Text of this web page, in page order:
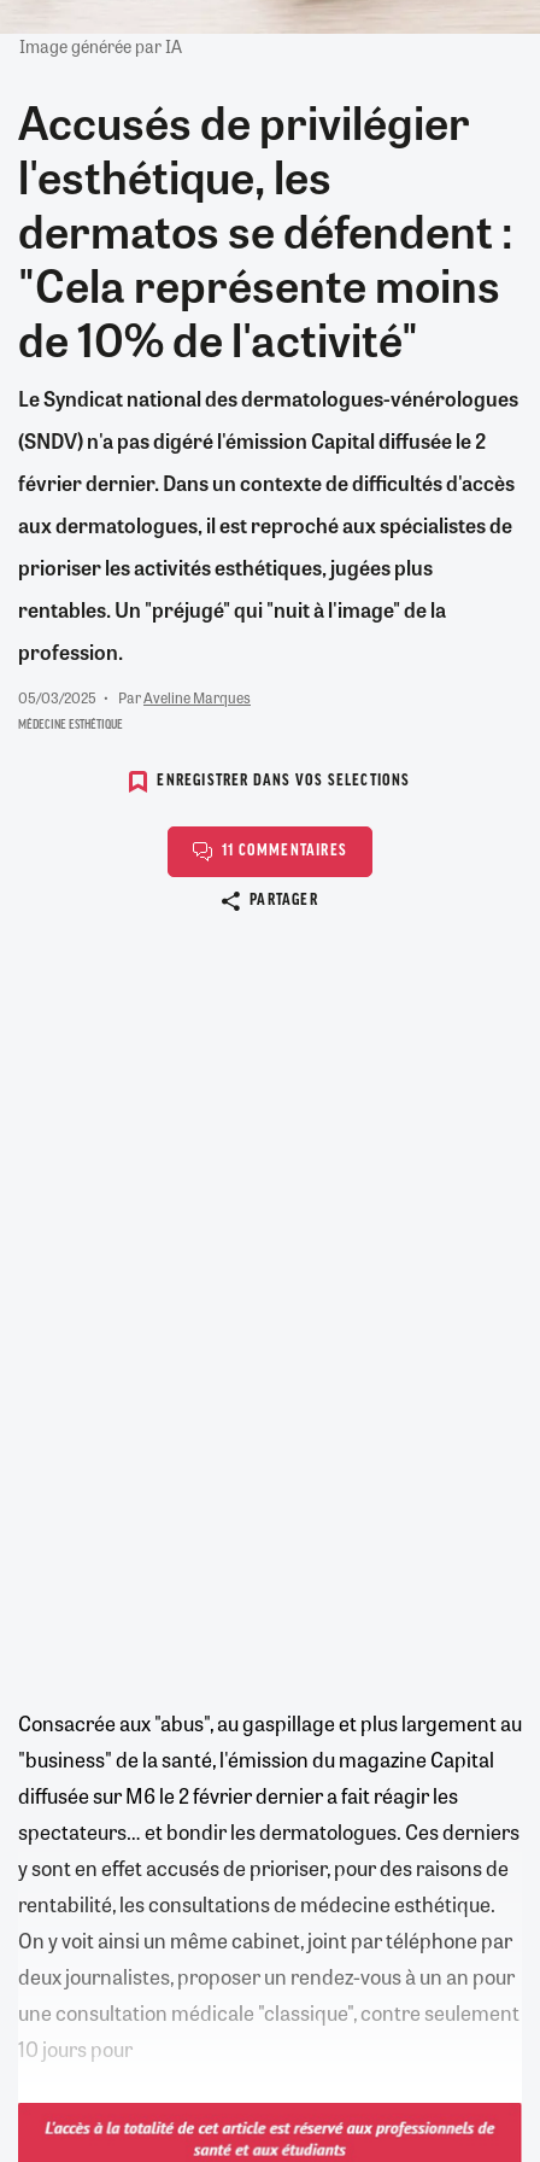
Image générée par IA
Accusés de privilégier
l'esthétique, les
dermatos se défendent :
"Cela représente moins
de 10% de l'activité"
Le Syndicat national des dermatologues-vénérologues
(SNDV) n'a pas digéré l'émission Capital diffusée le 2
février dernier. Dans un contexte de difficultés d'accès
aux dermatologues, il est reproché aux spécialistes de
prioriser les activités esthétiques, jugées plus
rentables. Un "préjugé" qui "nuit à l'image" de la
profession.
05/03/2025 ParAveline Marques
MÉDECINE ESTHÉTIQUE
ENREGISTRER DANS VOS SELECTIONS
11 COMMENTAIRES
PARTAGER
Consacrée aux "abus", au gaspillage et plus largement au
"business" de la santé, l'émission du magazine Capital
diffusée sur M6 le 2 février dernier a fait réagir les
spectateurs… et bondir les dermatologues. Ces derniers
y sont en effet accusés de prioriser, pour des raisons de
rentabilité, les consultations de médecine esthétique.
On y voit ainsi un même cabinet, joint par téléphone par
deux journalistes, proposer un rendez-vous à un an pour
une consultation médicale "classique", contre seulement
10 jours pour